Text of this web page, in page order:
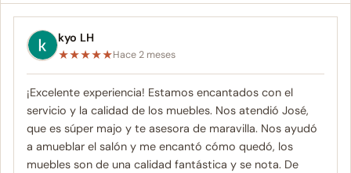
kyo LH
★★★★★Hace 2 meses
¡Excelente experiencia! Estamos encantados con el
servicio y la calidad de los muebles. Nos atendió José,
que es súper majo y te asesora de maravilla. Nos ayudó
a amueblar el salón y me encantó cómo quedó, los
muebles son de una calidad fantástica y se nota. De